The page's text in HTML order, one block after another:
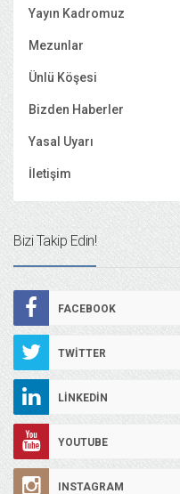
Yayın Kadromuz
Mezunlar
Ünlü Köşesi
Bizden Haberler
Yasal Uyarı
İletişim
Bizi Takip Edin!
FACEBOOK
TWITTER
LINKEDIN
YOUTUBE
INSTAGRAM